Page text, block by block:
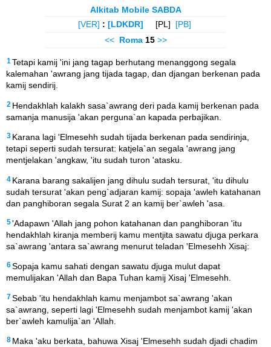
Alkitab Mobile SABDA
[VER] : [LDKDR] [PL] [PB]
<< Roma15 >>
1 Tetapi kamij 'ini jang tagap berhutang menanggong segala
kalemahan 'awrang jang tijada tagap, dan djangan berkenan pada
kamij sendirij.
2 Hendakhlah kalakh sasa`awrang deri pada kamij berkenan pada
samanja manusija 'akan perguna`an kapada perbajikan.
3 Karana lagi 'Elmesehh sudah tijada berkenan pada sendirinja,
tetapi seperti sudah tersurat: katjela`an segala 'awrang jang
mentjelakan 'angkaw, 'itu sudah turon 'atasku.
4 Karana barang sakalijen jang dihulu sudah tersurat, 'itu dihulu
sudah tersurat 'akan peng`adjaran kamij: sopaja 'awleh katahanan
dan panghiboran segala Surat 2 an kamij ber`awleh 'asa.
5'Adapawn 'Allah jang pohon katahanan dan panghiboran 'itu
hendakhlah kiranja memberij kamu mentjita sawatu djuga perkara
sa`awrang 'antara sa`awrang menurut teladan 'Elmesehh Xisaj:
6Sopaja kamu sahati dengan sawatu djuga mulut dapat
memulijakan 'Allah dan Bapa Tuhan kamij Xisaj 'Elmesehh.
7Sebab 'itu hendakhlah kamu menjambot sa`awrang 'akan
sa`awrang, seperti lagi 'Elmesehh sudah menjambot kamij 'akan
ber`awleh kamulija`an 'Allah.
8 Maka 'aku berkata, bahuwa Xisaj 'Elmesehh sudah djadi chadim